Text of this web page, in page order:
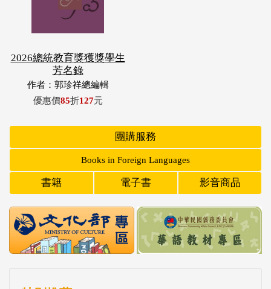
2026總統教育獎獲獎學生
芳名錄
作者：郭珍祥總編輯
優惠價85折127元
團購服務
Books in Foreign Languages
書籍 電子書 影音商品